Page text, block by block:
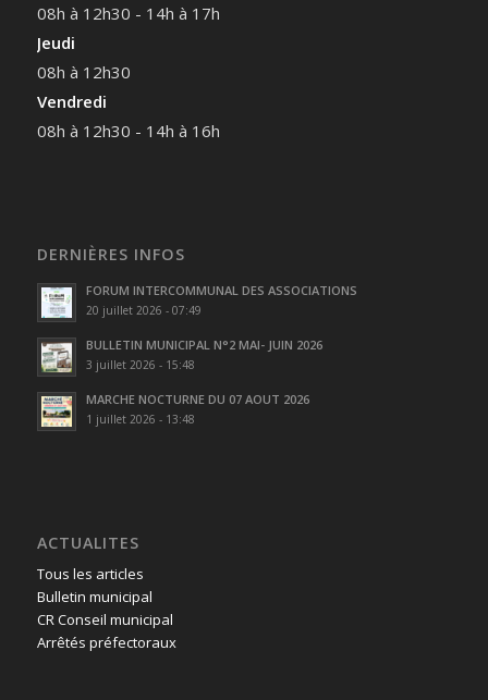
08h à 12h30 - 14h à 17h
Jeudi
08h à 12h30
Vendredi
08h à 12h30 - 14h à 16h
DERNIÈRES INFOS
FORUM INTERCOMMUNAL DES ASSOCIATIONS
20 juillet 2026 - 07:49
BULLETIN MUNICIPAL N°2 MAI- JUIN 2026
3 juillet 2026 - 15:48
MARCHE NOCTURNE DU 07 AOUT 2026
1 juillet 2026 - 13:48
ACTUALITES
Tous les articles
Bulletin municipal
CR Conseil municipal
Arrêtés préfectoraux